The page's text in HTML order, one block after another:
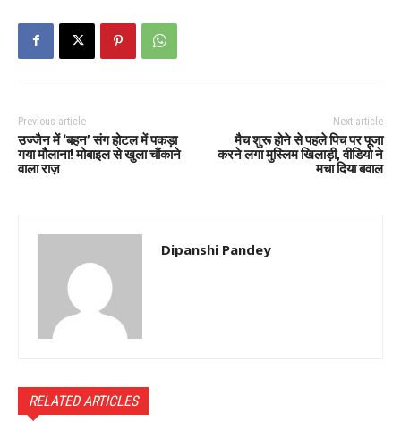
Previous article
उज्जैन में ‘बहन’ संग होटल में पकड़ा
गया मौलाना! मोबाइल से खुला चौंकाने
वाला राज़
Next article
मैच शुरू होने से पहले पिच पर पूजा
करने लगा मुस्लिम खिलाड़ी, वीडियो ने
मचा दिया बवाल
Dipanshi Pandey
RELATED ARTICLES